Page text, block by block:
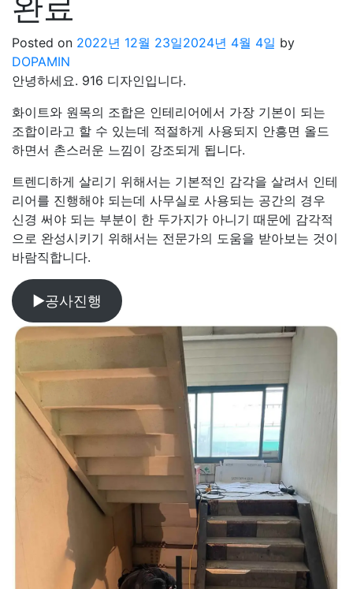
Posted on 2022년 12월 23일2024년 4월 4일 by
DOPAMIN
안녕하세요. 916 디자인입니다.
화이트와 원목의 조합은 인테리어에서 가장 기본이 되는
조합이라고 할 수 있는데 적절하게 사용되지 안흥면 올드
하면서 촌스러운 느낌이 강조되게 됩니다.
트렌디하게 살리기 위해서는 기본적인 감각을 살려서 인테
리어를 진행해야 되는데 사무실로 사용되는 공간의 경우
신경 써야 되는 부분이 한 두가지가 아니기 때문에 감각적
으로 완성시키기 위해서는 전문가의 도움을 받아보는 것이
바람직합니다.
▶공사진행